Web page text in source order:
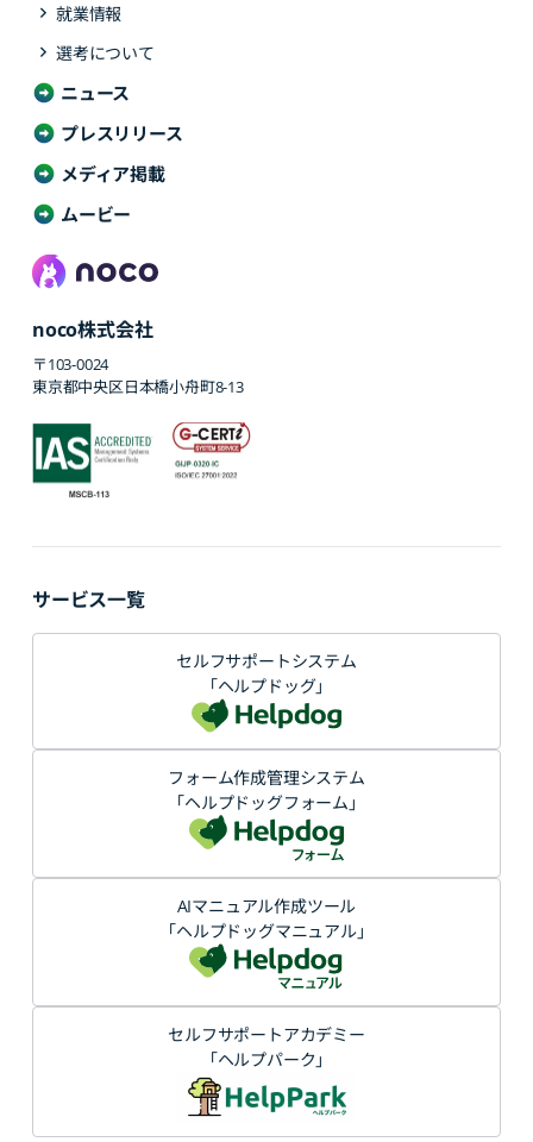
noco株式会社
〒103-0024
東京都中央区日本橋小舟町8-13
就業情報
選考について
ニュース
プレスリリース
メディア掲載
ムービー
サービス一覧
セルフサポートシステム
「ヘルプドッグ」
フォーム作成管理システム
「ヘルプドッグフォーム」
AIマニュアル作成ツール
「ヘルプドッグマニュアル」
セルフサポートアカデミー
「ヘルプパーク」